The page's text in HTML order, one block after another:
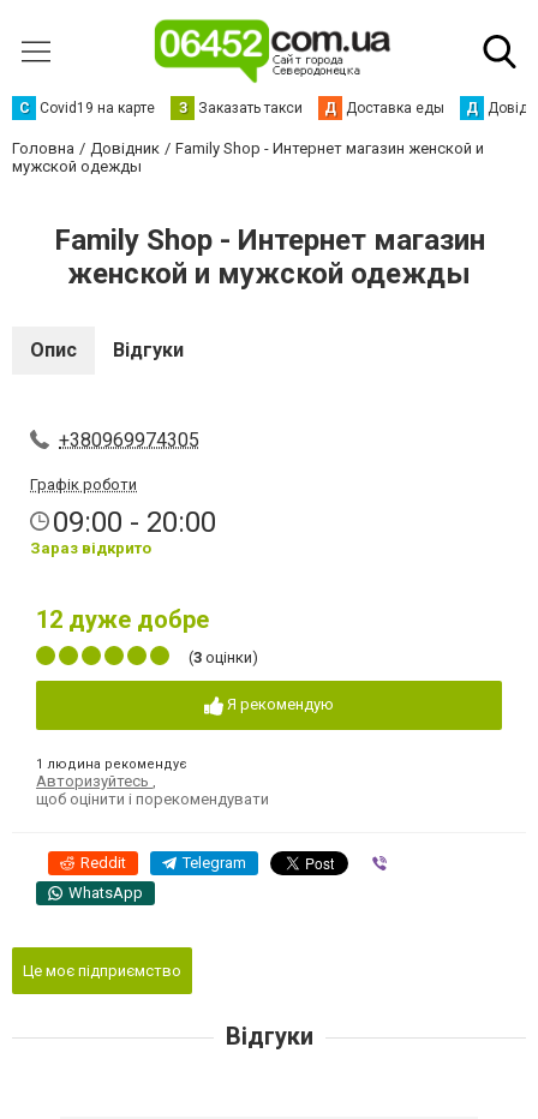
С Сovid19 на карте З Заказать такси Д Доставка еды Д
Головна Довідник
Family Shop - Интернет магазин женской и
мужской одежды
Family Shop - Интернет магазин
женской и мужской одежды
Опис Відгуки
+380969974305
Графік роботи
09:00 - 20:00
Зараз відкрито
12 дуже добре
(3 оцінки)
Я рекомендую
1 людина рекомендує
Авторизуйтесь
щоб оцінити і порекомендувати
Reddit Telegram
WhatsApp
Це моє підприємство
Відгуки